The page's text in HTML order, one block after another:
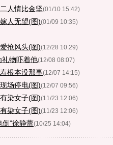
人情比金坚(01/10 15:42)
人无望(图)(01/09 10:35)
抢风头(图)(12/28 10:29)
物吓着他(12/08 08:07)
根本没那事(12/07 14:15)
场停电(图)(12/07 09:56)
染女子(图)(11/23 12:06)
染女子(图)(11/23 12:06)
倒”徐静蕾(10/25 14:04)